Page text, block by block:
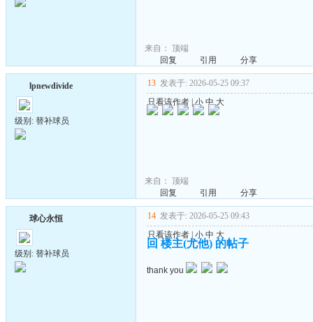
来自： 顶端
回复
引用 分享
lpnewdivide
级别: 替补球员
13 发表于: 2026-05-25 09:37
只看该作者 |小 中 大
来自： 顶端
回复
引用 分享
球心永恒
级别: 替补球员
14 发表于: 2026-05-25 09:43
只看该作者 小 中 大
回 楼主(尤他) 的帖子
thank you